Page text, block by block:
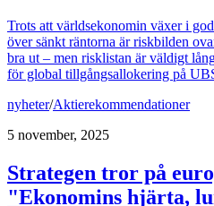
Trots att världsekonomin växer i
över sänkt räntorna är riskbilden
bra ut – men risklistan är väldigt
för global tillgångsallokering på
nyheter/Aktierekommendationer
5 november, 2025
Strategen tror på
"Ekonomins hjärta,